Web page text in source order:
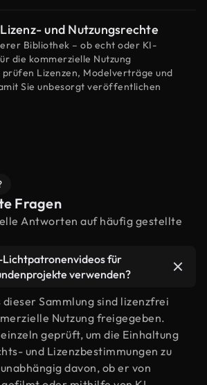
und Nutzungsrechte
Bibliothek – ob echt oder KI-
die kommerzielle Nutzung
Lizenzen, Modelverträge und
Sie unbesorgt veröffentlichen
Fragen
Antworten auf häufig gestellte
Lichtpatronenvideos für
verwenden?
dieser Sammlung sind lizenzfrei
Nutzung freigegeben.
geprüft, um die Einhaltung
und Lizenzbestimmungen zu
davon, ob er von